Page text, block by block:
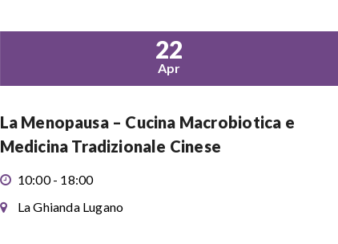
22
Apr
La Menopausa – Cucina Macrobiotica e
Medicina Tradizionale Cinese
10:00 - 18:00
La Ghianda Lugano